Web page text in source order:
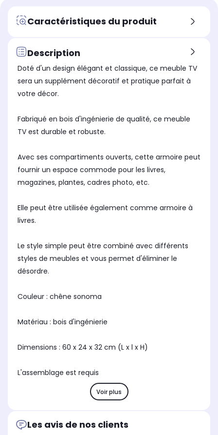
Cache câble
Support TV intégré
Non
Matériau
Bois
Coloris
Matériau
Cache câble
Matériau
Bois
Matériau
Caractéristiques du produit
Description
Doté d'un design élégant et classique, ce meuble TV
sera un supplément décoratif et pratique parfait à
votre décor.
Fabriqué en bois d'ingénierie de qualité, ce meuble
TV est durable et robuste.
Avec ses compartiments ouverts, cette armoire peut
fournir un espace commode pour les livres,
magazines, plantes, cadres photo, etc.
Elle peut être utilisée également comme armoire à
livres.
Le style simple peut être combiné avec différents
styles de meubles et vous permet d'éliminer le
désordre.
Couleur : chêne sonoma
Matériau : bois d'ingénierie
Dimensions : 60 x 24 x 32 cm (L x l x H)
L'assemblage est requis
Voir plus
Les avis de nos clients